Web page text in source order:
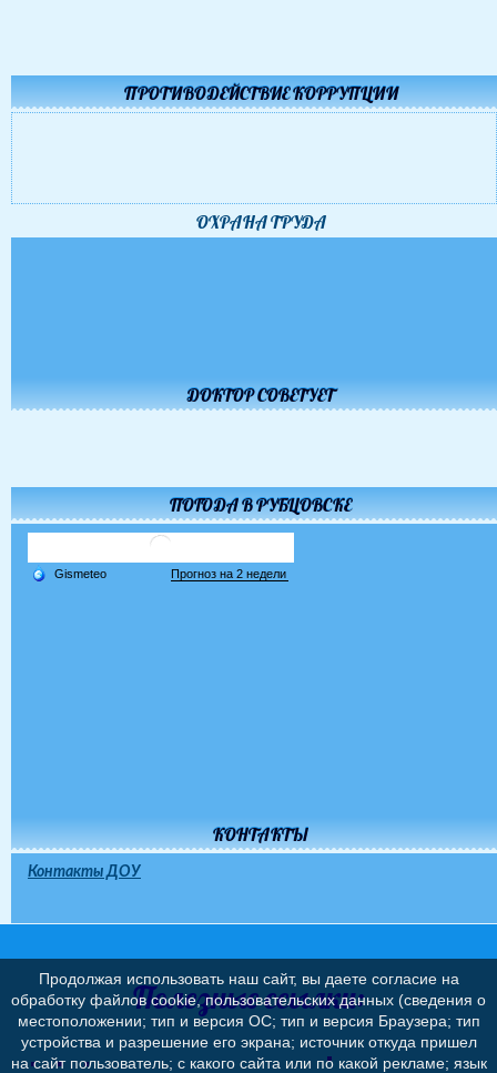
ПРОТИВОДЕЙСТВИЕ КОРРУПЦИИ
ОХРАНА ТРУДА
ДОКТОР СОВЕТУЕТ
ПОГОДА В РУБЦОВСКЕ
КОНТАКТЫ
Контакты ДОУ
Полезные ссылки:
Продолжая использовать наш сайт, вы даете согласие на
обработку файлов cookie, пользовательских данных (сведения о
местоположении; тип и версия ОС; тип и версия Браузера; тип
устройства и разрешение его экрана; источник откуда пришел
на сайт пользователь; с какого сайта или по какой рекламе; язык